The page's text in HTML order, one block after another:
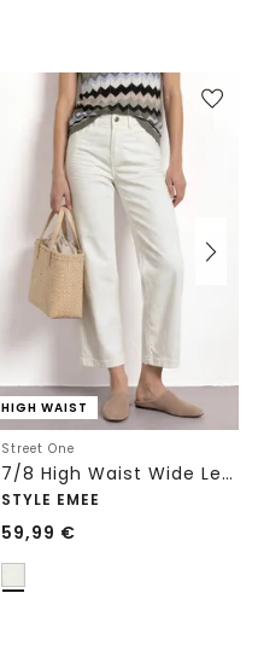
HIGH WAIST
Street One
7/8 High Waist Wide Leg Jeans im Loose Fit
STYLE EMEE
59,99 €